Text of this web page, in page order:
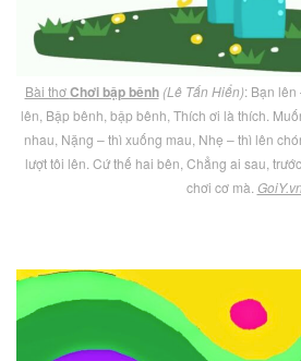
Bài thơChơi bập bênh (Lê Tấn Hiển): Bạn lên
lên, Bập bênh, bập bênh, Thích ơi là thích.
nhau, Nặng – thì xuống mau, Nhẹ – thì lên
lượt tôi lên. Cứ thế hai bên, Chẳng ai sau,
chơi cơ mà. GoiY.vn